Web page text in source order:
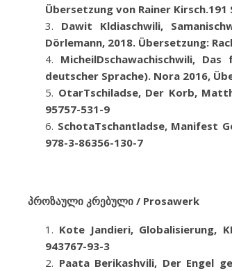
Übersetzung von Rainer Kirsch.191
Dawit Kldiaschwili,
Dörlemann, 2018. Übersetzung:
MicheilDschawachischwili,
deutscher Sprache). Nora 2016,
OtarTschiladse, Der Korb,
95757-531-9
SchotaTschantladse, Manifest
978-3-86356-130-7
პროზაული კრებული / Prosawerk
Kote Jandieri, Globalisierung,
943767-93-3
Paata Berikashvili, Der Engel